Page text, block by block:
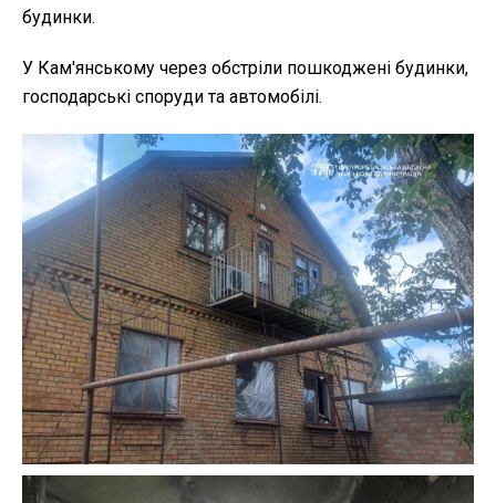
будинки.
У Кам'янському через обстріли пошкоджені будинки,
господарські споруди та автомобілі.